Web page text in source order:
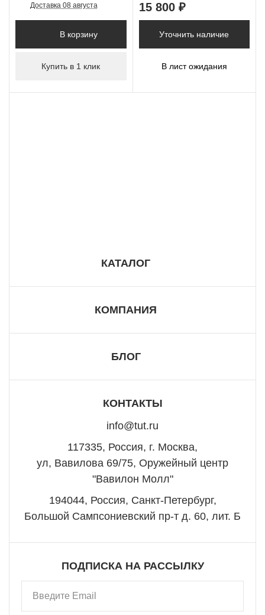
Доставка 08 августа
В корзину
Купить в 1 клик
15 800 ₽
Уточнить наличие
В лист ожидания
КАТАЛОГ
КОМПАНИЯ
БЛОГ
КОНТАКТЫ
info@tut.ru
117335, Россия, г. Москва,
ул, Вавилова 69/75, Оружейный центр
"Вавилон Молл"
194044, Россия, Санкт-Петербург,
Большой Сампсониевский пр-т д. 60, лит. Б
ПОДПИСКА НА РАССЫЛКУ